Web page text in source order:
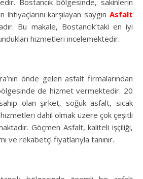
Bostancık bölgesinde, sakinlerin
karşılayan saygın Asfalt
Bu makale, Bostancık’taki en iyi
hizmetleri incelemektedir.
önde gelen asfalt firmalarından
de hizmet vermektedir. 20
olan şirket, soğuk asfalt, sıcak
dahil olmak üzere çok çeşitli
Göçmen Asfalt, kaliteli işçiliği,
ve rekabetçi fiyatlarıyla tanınır.